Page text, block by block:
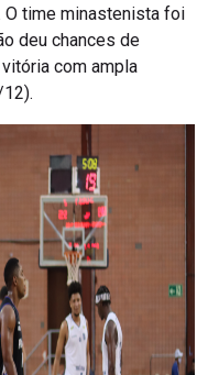
time minastenista foi
deu chances de
com ampla